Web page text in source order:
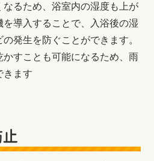
るため、浴室内の湿度も上が
を導入することで、入浴後の湿
発生を防ぐことができます。
かすことも可能になるため、雨
きます